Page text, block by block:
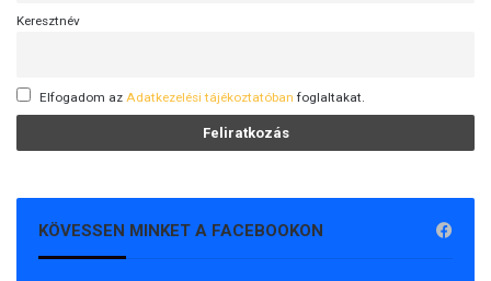
Keresztnév
Elfogadom az Adatkezelési tájékoztatóban foglaltakat.
KÖVESSEN MINKET A FACEBOOKON